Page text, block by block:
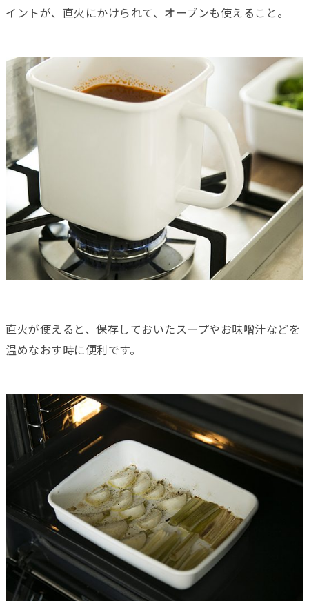
イントが、直火にかけられて、オーブンも使えること。
直火が使えると、保存しておいたスープやお味噌汁などを
温めなおす時に便利です。